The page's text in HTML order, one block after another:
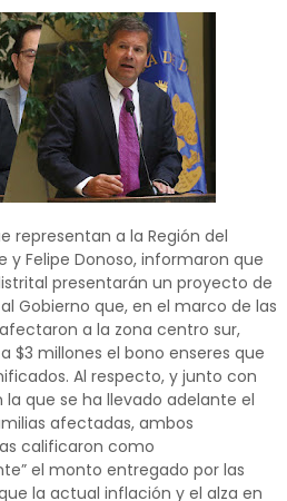
representan a la Región del
y Felipe Donoso, informaron que
presentarán un proyecto de
Gobierno que, en el marco de las
a la zona centro sur,
$3 millones el bono enseres que
Al respecto, y junto con
la que se ha llevado adelante el
afectadas, ambos
calificaron como
el monto entregado por las
la actual inflación y el alza en